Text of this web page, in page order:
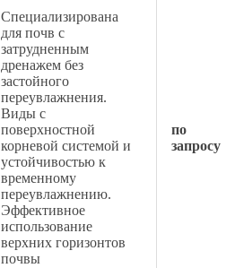
Специализирована
для почв с
затрудненным
дренажем без
застойного
переувлажнения.
Виды с
поверхностной
корневой системой и
устойчивостью к
временному
переувлажнению.
Эффективное
использование
верхних горизонтов
почвы
по
запросу